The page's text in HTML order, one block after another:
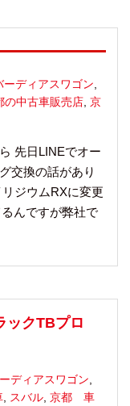
ーディアスワゴン,
の中古車販売店, 京
先日LINEでオー
交換の話があり
ジウムRXに変更
んですが弊社で
ディアスワゴン,
, スバル, 京都 車